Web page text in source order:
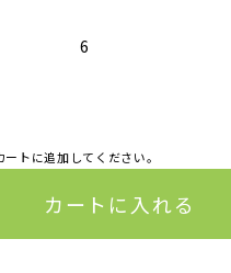
6
トに追加してください。
カートに入れる